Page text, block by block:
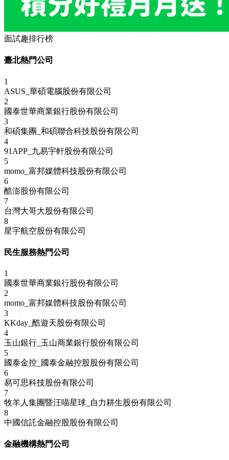
面試趣排行榜
臺北熱門公司
1
ASUS_華碩電腦股份有限公司
2
國泰世華商業銀行股份有限公司
3
和碩集團_和碩聯合科技股份有限公司
4
91APP_九易宇軒股份有限公司
5
momo_富邦媒體科技股份有限公司
6
酷澎股份有限公司
7
台灣大哥大股份有限公司
8
星宇航空股份有限公司
民生服務熱門公司
1
國泰世華商業銀行股份有限公司
2
momo_富邦媒體科技股份有限公司
3
KKday_酷遊天股份有限公司
4
玉山銀行_玉山商業銀行股份有限公司
5
國泰金控_國泰金融控股股份有限公司
6
易可思科技股份有限公司
7
牧羊人集團暨汪喵星球_自力耕生股份有限公司
8
中國信託金融控股股份有限公司
金融機構熱門公司